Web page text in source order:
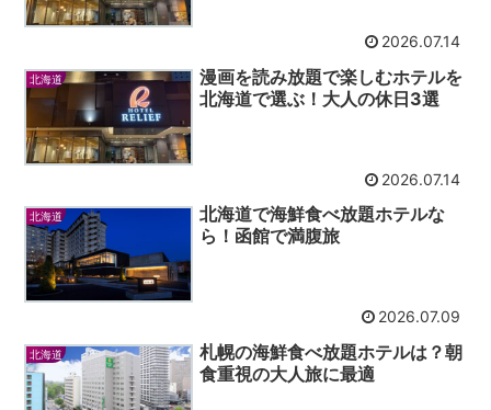
2026.07.14
北海道
漫画を読み放題で楽しむホテルを
北海道で選ぶ！大人の休日3選
2026.07.14
北海道
北海道で海鮮食べ放題ホテルな
ら！函館で満腹旅
2026.07.09
北海道
札幌の海鮮食べ放題ホテルは？朝
食重視の大人旅に最適